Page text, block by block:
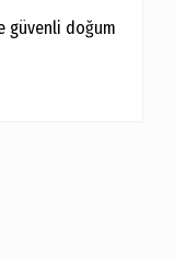
güvenli doğum